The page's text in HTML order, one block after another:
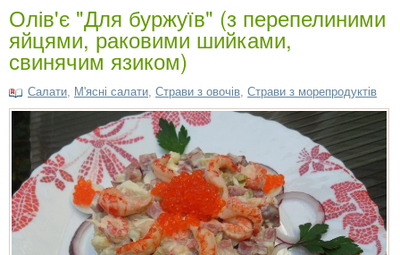
Олів'є "Для буржуїв" (з перепелиними
яйцями, раковими шийками,
свинячим язиком)
Салати М'ясні салати Страви з овочів Страви з морепродуктів